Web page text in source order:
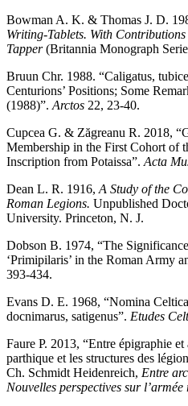
Bowman A. K. & Thomas J. D.
Writing-Tablets. With
Tapper(Britannia Monograph
Bruun Chr. 1988. “Caligatus,
Centurions’ Positions; Some
(1988)”. Arctos 22, 23-40.
Cupcea G. & Zăgreanu R. 2018,
Membership in the First Cohort of
Inscription from Potaissa”. Acta
Dean L. R. 1916, A Study of the
Roman Legions. Unpublished
University. Princeton, N. J.
Dobson B. 1974, “The
‘Primipilaris’ in the Roman Army
393-434.
Evans D. E. 1968, “Nomina
docnimarus, satigenus”. Etudes
Faure P. 2013, “Entre épigraphie
parthique et les structures des
Ch. Schmidt Heidenreich, Entre
Nouvelles perspectives sur l’armée